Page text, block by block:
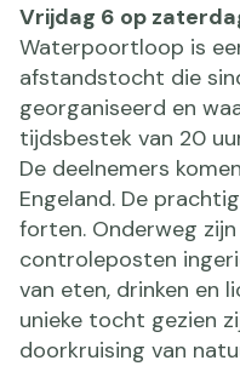
Vrijdag 6 op
Waterpoortloop is
afstandstocht die
georganiseerd en
tijdsbestek van 20
De deelnemers
Engeland. De
forten. Onderweg
controleposten
van eten, drinken en
unieke tocht gezien
doorkruising van